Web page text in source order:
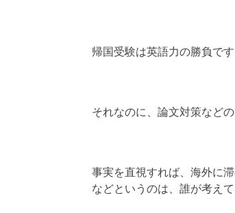
帰国受験は英語力の勝負です
それなのに、論文対策など
事実を直視すれば、海外に
などというのは、誰が考え